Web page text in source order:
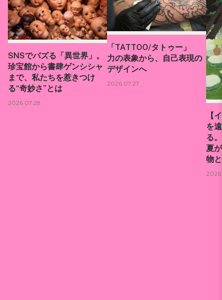
SNSでバズる「異世界」。
珍宝館から書肆ゲンシシャ
まで、私たちを惹きつけ
る“奇妙さ”とは
2026.07.28
「TATTOO/タトゥー」
力の表象から、自己表現の
デザインへ
2026.07.27
【
を
る
夏
物